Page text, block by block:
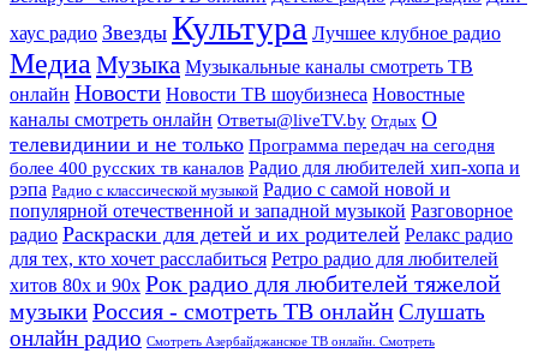
хаус радио Звезды Культура Лучшее клубное радио
Медиа Музыка Музыкальные каналы смотреть ТВ
онлайн Новости Новости ТВ шоубизнеса Новостные
каналы смотреть онлайн Ответы@liveTV.by Отдых О
телевидинии и не только Программа передач на сегодня
более 400 русских тв каналов Радио для любителей хип-хопа и
рэпа Радио с классической музыкой Радио с самой новой и
популярной отечественной и западной музыкой Разговорное
радио Раскраски для детей и их родителей Релакс радио
для тех, кто хочет расслабиться Ретро радио для любителей
хитов 80х и 90х Рок радио для любителей тяжелой
музыкиРоссия - смотреть ТВ онлайнСлушать
онлайн радио Смотреть Азербайджанское ТВ онлайн. Смотреть